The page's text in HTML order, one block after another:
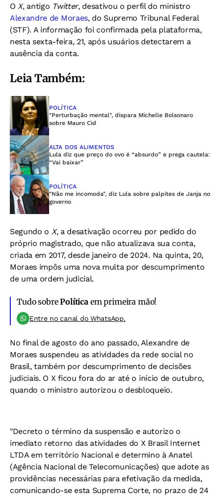
OX, antigo Twitter, desativou o perfil do ministro
Alexandre de Moraes, do Supremo Tribunal Federal
(STF). A informação foi confirmada pela plataforma,
nesta sexta-feira, 21, após usuários detectarem a
ausência da conta.
Leia Também:
POLÍTICA
"Perturbação mental", dispara Michelle Bolsonaro
sobre Mauro Cid
ALTA DOS ALIMENTOS
Lula diz que preço do ovo é “absurdo” e prega cautela:
“Vai baixar”
POLÍTICA
"Não me incomoda", diz Lula sobre palpites de Janja no
governo
Segundo o X, a desativação ocorreu por pedido do
próprio magistrado, que não atualizava sua conta,
criada em 2017, desde janeiro de 2024. Na quinta, 20,
Moraes impôs uma nova multa por descumprimento
de uma ordem judicial.
Tudo sobrePolíticaem primeira mão!
Entre no canal do WhatsApp.
No final de agosto do ano passado, Alexandre de
Moraes suspendeu as atividades da rede social no
Brasil, também por descumprimento de decisões
judiciais. O X ficou fora do ar até o início de outubro,
quando o ministro autorizou o desbloqueio.
"Decreto o término da suspensão e autorizo o
imediato retorno das atividades do X Brasil Internet
LTDA em território Nacional e determino à Anatel
(Agência Nacional de Telecomunicações) que adote as
providências necessárias para efetivação da medida,
comunicando-se esta Suprema Corte, no prazo de 24